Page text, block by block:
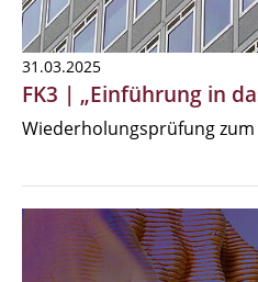
31.03.2025
FK3 | „Einführung in
Wiederholungsprüfung zum